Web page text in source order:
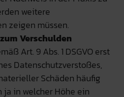
weitere
zeigen müssen.
Verschulden
Art. 9 Abs. 1 DSGVO erst
Datenschutzverstoßes,
Schäden häufig
ja in welcher Höhe ein